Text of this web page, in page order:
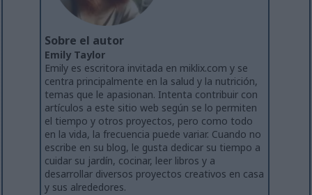
Sobre el autor
Emily Taylor
Emily es escritora invitada en miklix.com y se
centra principalmente en la salud y la nutrición,
temas que le apasionan. Intenta contribuir con
artículos a este sitio web según se lo permiten
el tiempo y otros proyectos, pero como todo
en la vida, la frecuencia puede variar. Cuando no
escribe en su blog, le gusta dedicar su tiempo a
cuidar su jardín, cocinar, leer libros y a
desarrollar diversos proyectos creativos en casa
y sus alrededores.